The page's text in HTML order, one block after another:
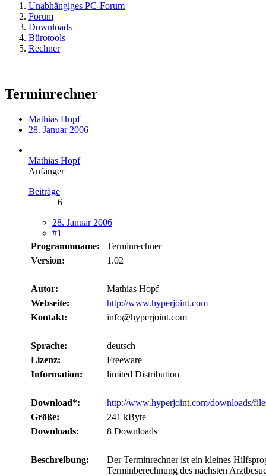
Unabhängiges PC-Forum
Forum
Downloads
Bürotools
Rechner
Terminrechner
Mathias Hopf
28. Januar 2006
Mathias Hopf
Anfänger
Beiträge
−6
28. Januar 2006
#1
Programmname:
Terminrechner
Version:
1.02
Autor:
Mathias Hopf
Webseite:
http://www.hyperjoint.com
Kontakt:
info@hyperjoint.com
Sprache:
deutsch
Lizenz:
Freeware
Information:
limited Distribution
Download*:
http://www.hyperjoint.com/downloads/
Größe:
241 kByte
Downloads:
8 Downloads
Beschreibung:
Der Terminrechner ist ein kleines
Terminberechnung des nächsten